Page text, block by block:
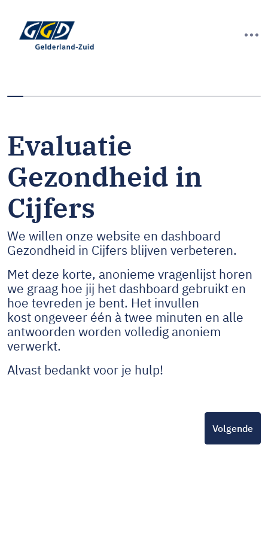
Evaluatie
Gezondheid in
Cijfers
We willen onze website en dashboard
Gezondheid in Cijfers blijven verbeteren.
Met deze korte, anonieme vragenlijst horen
we graag hoe jij het dashboard gebruikt en
hoe tevreden je bent. Het invullen
kost ongeveer één à twee minuten en alle
antwoorden worden volledig anoniem
verwerkt.
Alvast bedankt voor je hulp!
Volgende